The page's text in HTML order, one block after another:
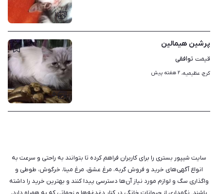
۱
۵
پرشین هیمالین
قیمت توافقی
کرج، عظیمیه، ۲ هفته پیش
سایت شیپور بستری را برای کاربران فراهم کرده تا بتوانند به راحتی و سرعت به
انواع آگهی‌های خرید و فروش گربه، مرغ عشق، مرغ مینا، خرگوش، طوطی و
واگذاری سگ و لوازم مورد نیاز آن‌ها دسترسی پیدا کنند و بهترین خرید را داشته